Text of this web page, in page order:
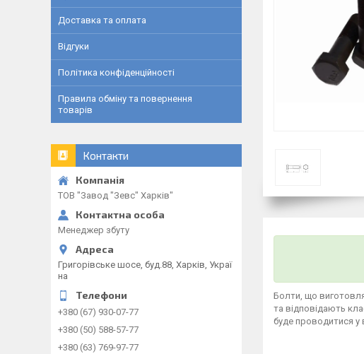
Болти, що
та відповідають
буде проводитися у
Доставка та оплата
Відгуки
Політика конфіденційності
Правила обміну та повернення
товарів
Контакти
ТОВ "Завод "Зевс" Харків"
Менеджер збуту
Григорівське шосе, буд.88, Харків, Украї
на
+380 (67) 930-07-77
+380 (50) 588-57-77
+380 (63) 769-97-77